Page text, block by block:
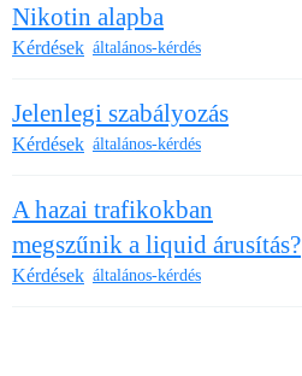
Nikotin alapba
Kérdések általános-kérdés
Jelenlegi szabályozás
Kérdések általános-kérdés
A hazai trafikokban
megszűnik a liquid árusítás?
Kérdések általános-kérdés